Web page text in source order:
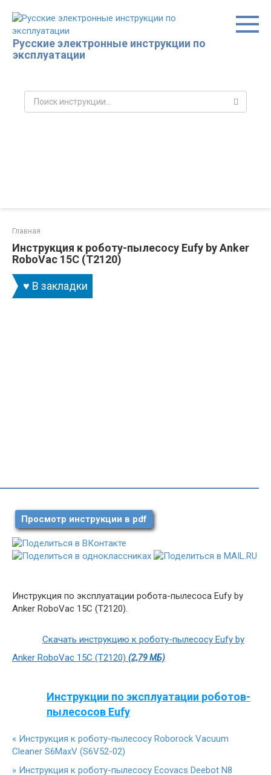
контенту
Русские электронные инструкции по
эксплуатации
Поиск:
Главная
Инструкция к роботу-пылесосу Eufy by Anker
RoboVac 15C (T2120)
♥ В закладки
Просмотр инструкции в pdf
Инструкция по эксплуатации робота-пылесоса Eufy by
Anker RoboVac 15C (T2120).
Скачать инструкцию к роботу-пылесосу Eufy by
Anker RoboVac 15C (T2120) (2,79 МБ)
Инструкции по эксплуатации роботов-
пылесосов Eufy
« Инструкция к роботу-пылесосу Roborock Vacuum
Cleaner S6MaxV (S6V52-02)
» Инструкция к роботу-пылесосу Ecovacs Deebot N8